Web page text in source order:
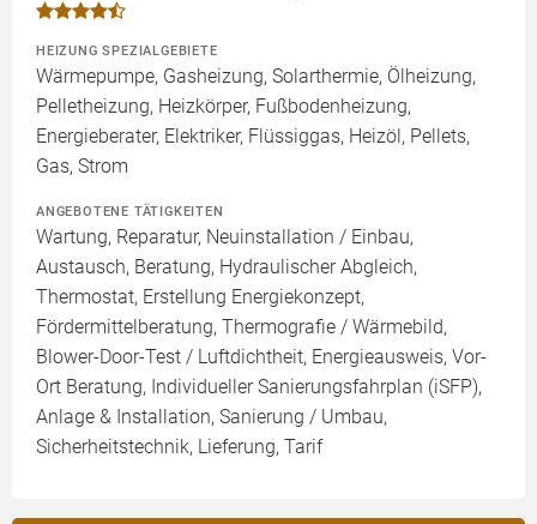
HEIZUNG SPEZIALGEBIETE
Wärmepumpe, Gasheizung, Solarthermie, Ölheizung,
Pelletheizung, Heizkörper, Fußbodenheizung,
Energieberater, Elektriker, Flüssiggas, Heizöl, Pellets,
Gas, Strom
ANGEBOTENE TÄTIGKEITEN
Wartung, Reparatur, Neuinstallation / Einbau,
Austausch, Beratung, Hydraulischer Abgleich,
Thermostat, Erstellung Energiekonzept,
Fördermittelberatung, Thermografie / Wärmebild,
Blower-Door-Test / Luftdichtheit, Energieausweis, Vor-
Ort Beratung, Individueller Sanierungsfahrplan (iSFP),
Anlage & Installation, Sanierung / Umbau,
Sicherheitstechnik, Lieferung, Tarif